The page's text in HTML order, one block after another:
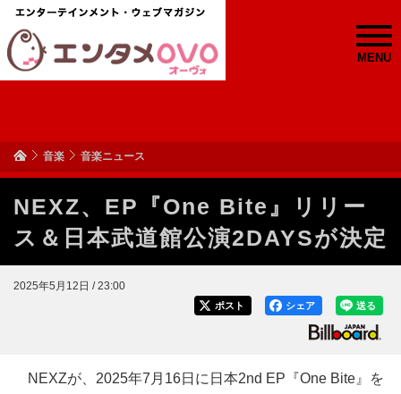
MENU
音楽 音楽ニュース
NEXZ、EP『One Bite』リリー
ス＆日本武道館公演2DAYSが決定
2025年5月12日 / 23:00
送る
シェア
ポスト
NEXZが、2025年7月16日に日本2nd EP『One Bite』を